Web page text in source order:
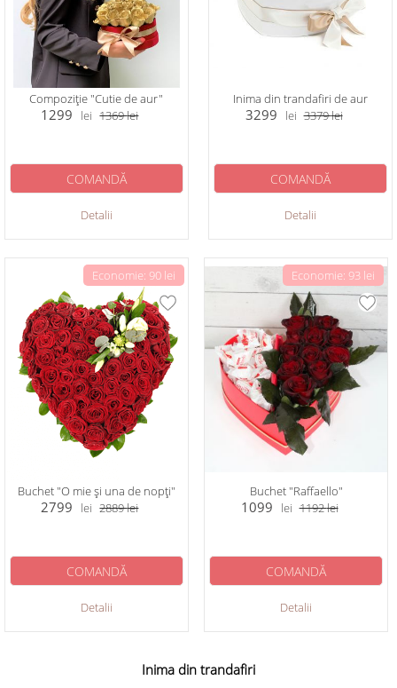
Compoziție "Cutie de aur"
1299 lei 1369lei
Detalii
COMANDĂ
Inima din trandafiri de aur
3299 lei 3379lei
Detalii
COMANDĂ
Economie: 90 lei
Buchet "O mie și una de nopți"
2799 lei 2889lei
Detalii
COMANDĂ
Economie: 93 lei
Buchet "Raffaello"
1099 lei 1192lei
Detalii
COMANDĂ
Inima din trandafiri